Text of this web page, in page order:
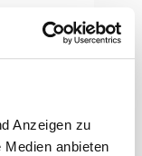
Anzeigen zu
anbieten